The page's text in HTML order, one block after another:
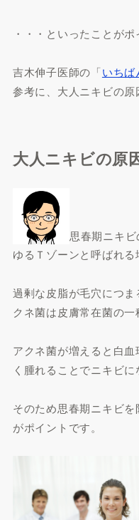
・・・といったことがポ
吉木伸子医師の「いち
参考に、大人ニキビの原
大人ニキビの原
思春期ニキ
ゆるＴゾーンと呼ばれる
過剰な皮脂が毛穴につ
クネ菌は皮膚常在菌の一
アクネ菌が増えると白
く腫れることでニキビに
そのため思春期ニキビ
がポイントです。